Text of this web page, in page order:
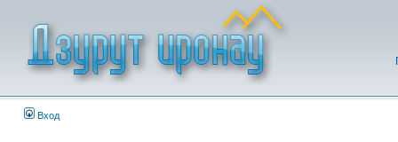
Вход